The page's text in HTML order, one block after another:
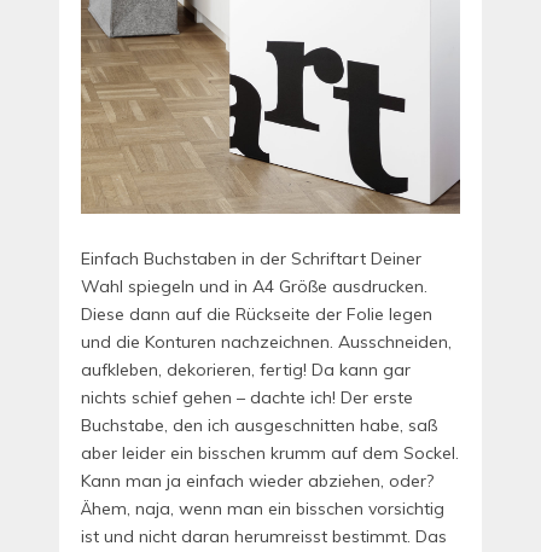
Einfach Buchstaben in der Schriftart Deiner
Wahl spiegeln und in A4 Größe ausdrucken.
Diese dann auf die Rückseite der Folie legen
und die Konturen nachzeichnen. Ausschneiden,
aufkleben, dekorieren, fertig! Da kann gar
nichts schief gehen – dachte ich! Der erste
Buchstabe, den ich ausgeschnitten habe, saß
aber leider ein bisschen krumm auf dem Sockel.
Kann man ja einfach wieder abziehen, oder?
Ähem, naja, wenn man ein bisschen vorsichtig
ist und nicht daran herumreisst bestimmt. Das